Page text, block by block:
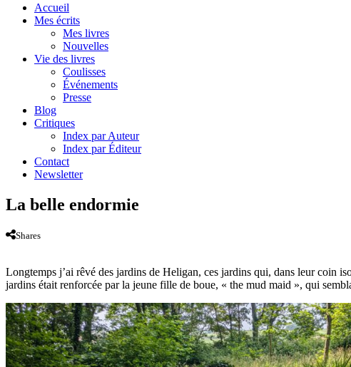
Accueil
Mes écrits
Mes livres
Nouvelles
Vie des livres
Coulisses
Événements
Presse
Blog
Critiques
Index par Auteur
Index par Éditeur
Contact
Newsletter
La belle endormie
Shares
Longtemps j’ai rêvé des jardins de Heligan, ces jardins qui, dans leur coin
jardins était renforcée par la jeune fille de boue, « the mud maid », qui